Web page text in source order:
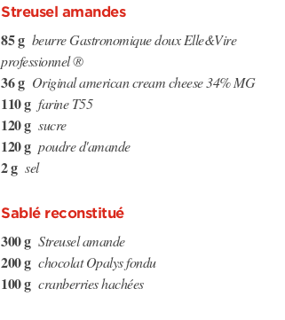
Streusel amandes
85 g beurre Gastronomique doux Elle&Vire
professionnel ®
36 g Original american cream cheese 34% MG
110 g farine T55
120 g sucre
120 g poudre d'amande
2 g sel
Sablé reconstitué
300 g Streusel amande
200 g chocolat Opalys fondu
100 g cranberries hachées